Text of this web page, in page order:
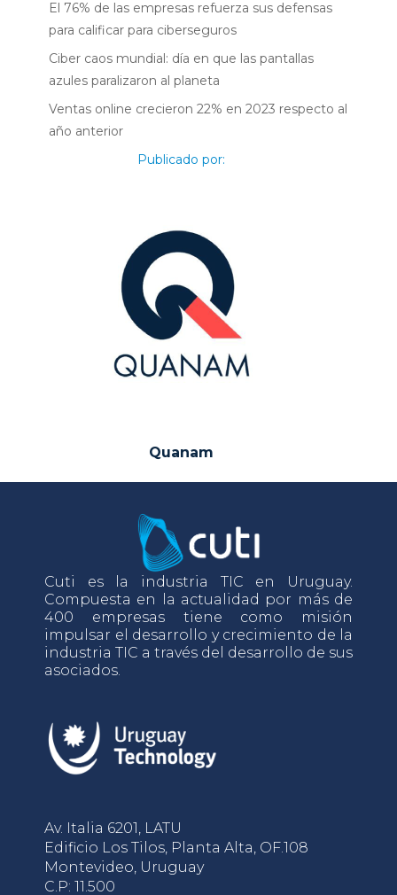
El 76% de las empresas refuerza sus defensas
para calificar para ciberseguros
Ciber caos mundial: día en que las pantallas
azules paralizaron al planeta
Ventas online crecieron 22% en 2023 respecto al
año anterior
Publicado por:
Quanam
Cuti es la industria TIC en Uruguay.
Compuesta en la actualidad por más de
400 empresas tiene como misión
impulsar el desarrollo y crecimiento de la
industria TIC a través del desarrollo de sus
asociados.
Av. Italia 6201, LATU
Edificio Los Tilos, Planta Alta, OF.108
Montevideo, Uruguay
C.P: 11.500